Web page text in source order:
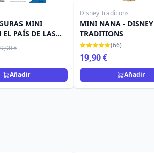
MINI
PAÍS DE LAS
- MINI DISNEY
€
Añadir
Disney Traditions
MINI NANA - DISNEY
TRADITIONS
(66)
19,90 €
Añadir